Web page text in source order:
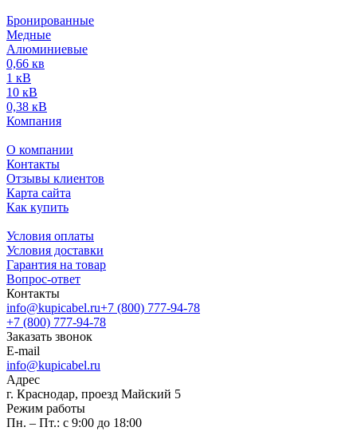
Бронированные
Медные
Алюминиевые
0,66 кв
1 кВ
10 кВ
0,38 кВ
Компания
О компании
Контакты
Отзывы клиентов
Карта сайта
Как купить
Условия оплаты
Условия доставки
Гарантия на товар
Вопрос-ответ
Контакты
info@kupicabel.ru+7 (800) 777-94-78
+7 (800) 777-94-78
Заказать звонок
E-mail
info@kupicabel.ru
Адрес
г. Краснодар, проезд Майский 5
Режим работы
Пн. – Пт.: с 9:00 до 18:00